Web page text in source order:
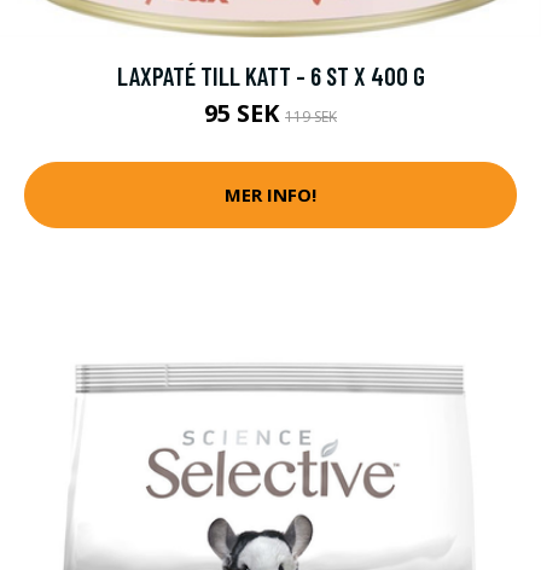
LAXPATÉ TILL KATT - 6 ST X 400 G
95 SEK 119 SEK
MER INFO!